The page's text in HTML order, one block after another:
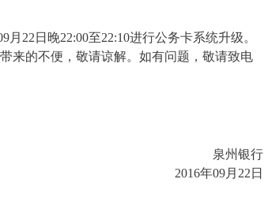
22日晚22:00至22:10进行公务卡系统升级。
来的不便，敬请谅解。如有问题，敬请致电
泉州银行
2016年09月22日